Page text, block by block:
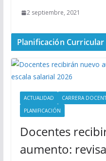
2 septiembre, 2021
Planificación Curricular
ACTUALIDAD CARRERA
PLANIFICACIÓN
Docentes
aumento: